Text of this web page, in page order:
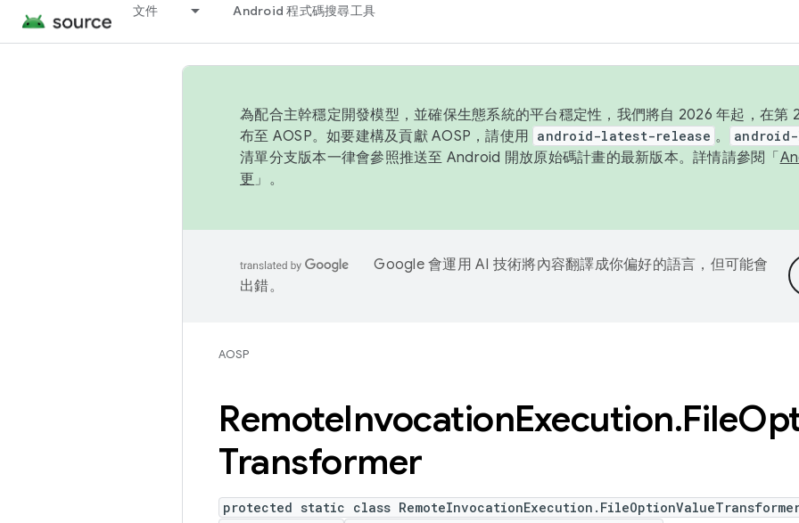
文件 Android 程式碼搜尋工具
為配合主幹穩定開發模型，並確保生態系統的平台穩定性，我們將自 2026 年起，在第
布至 AOSP。如要建構及貢獻 AOSP，請使用 android-latest-release 。
清單分支版本一律會參照推送至 Android 開放原始碼計畫的最新版本。詳情請參閱「
更 」。
Google 會運用 AI 技術將內容翻譯成你偏好的語言，但可能會
出錯。
AOSP
RemoteInvocationExecution.File
Transformer
protected static class